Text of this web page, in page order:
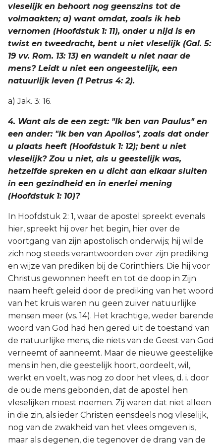
vleselijk en behoort nog geenszins tot de
volmaakten; a) want omdat, zoals ik heb
vernomen (Hoofdstuk 1: 11), onder u nijd is en
twist en tweedracht, bent u niet vleselijk (Gal. 5:
19 vv. Rom. 13: 13) en wandelt u niet naar de
mens? Leidt u niet een ongeestelijk, een
natuurlijk leven (1 Petrus 4: 2).
a) Jak. 3: 16.
4. Want als de een zegt: "Ik ben van Paulus" en
een ander: "Ik ben van Apollos", zoals dat onder
u plaats heeft (Hoofdstuk 1: 12); bent u niet
vleselijk? Zou u niet, als u geestelijk was,
hetzelfde spreken en u dicht aan elkaar sluiten
in een gezindheid en in enerlei mening
(Hoofdstuk 1: 10)?
In Hoofdstuk 2: 1, waar de apostel spreekt evenals
hier, spreekt hij over het begin, hier over de
voortgang van zijn apostolisch onderwijs; hij wilde
zich nog steeds verantwoorden over zijn prediking
en wijze van prediken bij de Corinthiërs. Die hij voor
Christus gewonnen heeft en tot de doop in Zijn
naam heeft geleid door de prediking van het woord
van het kruis waren nu geen zuiver natuurlijke
mensen meer (vs. 14). Het krachtige, weder barende
woord van God had hen gered uit de toestand van
de natuurlijke mens, die niets van de Geest van God
verneemt of aanneemt. Maar de nieuwe geestelijke
mens in hen, die geestelijk hoort, oordeelt, wil,
werkt en voelt, was nog zo door het vlees, d. i. door
de oude mens gebonden, dat de apostel hen
vleselijken moest noemen. Zij waren dat niet alleen
in die zin, als ieder Christen eensdeels nog vleselijk,
nog van de zwakheid van het vlees omgeven is,
maar als degenen, die tegenover de drang van de